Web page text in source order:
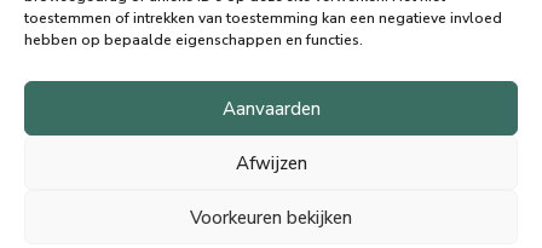
toestemmen of intrekken van toestemming kan een negatieve invloed
hebben op bepaalde eigenschappen en functies.
Aanvaarden
Afwijzen
Voorkeuren bekijken